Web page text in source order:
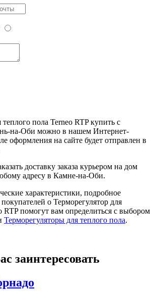
теплого пола Terneo RTP купить с
на-Оби можно в нашем Интернет-
оформления на сайте будет отправлен в
доставку заказа курьером на дом
адресу в Камне-на-Оби.
характеристики, подробное
о Терморегулятор для
RTP помогут вам определиться с выбором
Терморегуляторы для теплого пола.
заинтересовать